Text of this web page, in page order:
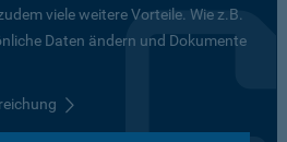
viele weitere Vorteile. Wie z.B.
Daten ändern und Dokumente